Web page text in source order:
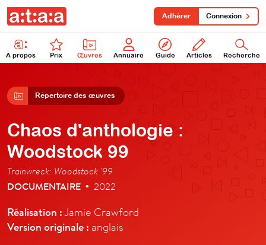
À propos Prix Œuvres Annuaire Guide Articles Recherche
Adhérer Connexion
Répertoire des œuvres
Chaos d'anthologie :
Woodstock 99
Trainwreck: Woodstock '99
DOCUMENTAIRE • 2022
Réalisation :Jamie Crawford
Version originale : anglais